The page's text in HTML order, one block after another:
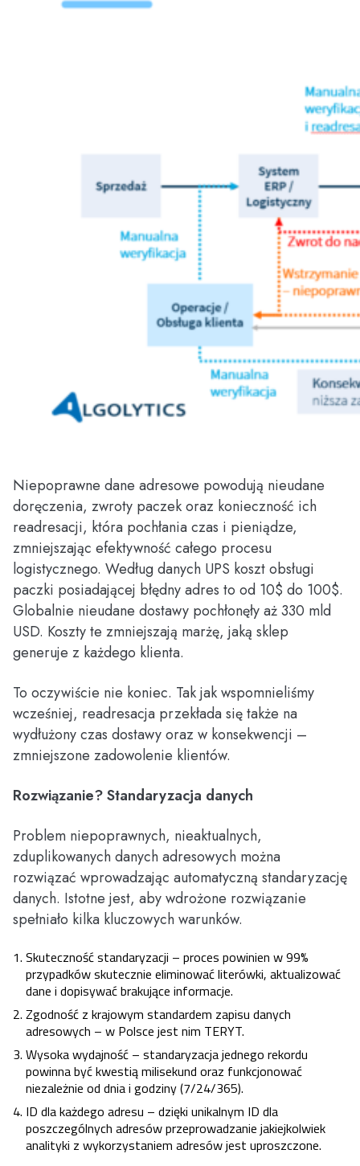
Niepoprawne dane adresowe powodują nieudane
doręczenia, zwroty paczek oraz konieczność ich
readresacji, która pochłania czas i pieniądze,
zmniejszając efektywność całego procesu
logistycznego. Według danych UPS koszt obsługi
paczki posiadającej błędny adres to od 10$ do 100$.
Globalnie nieudane dostawy pochłonęły aż 330 mld
USD. Koszty te zmniejszają marżę, jaką sklep
generuje z każdego klienta.
To oczywiście nie koniec. Tak jak wspomnieliśmy
wcześniej, readresacja przekłada się także na
wydłużony czas dostawy oraz w konsekwencji –
zmniejszone zadowolenie klientów.
Rozwiązanie? Standaryzacja danych
Problem niepoprawnych, nieaktualnych,
zduplikowanych danych adresowych można
rozwiązać wprowadzając automatyczną standaryzację
danych. Istotne jest, aby wdrożone rozwiązanie
spełniało kilka kluczowych warunków.
Skuteczność standaryzacji – proces powinien w 99%
przypadków skutecznie eliminować literówki, aktualizować
dane i dopisywać brakujące informacje.
Zgodność z krajowym standardem zapisu danych
adresowych – w Polsce jest nim TERYT.
Wysoka wydajność – standaryzacja jednego rekordu
powinna być kwestią milisekund oraz funkcjonować
niezależnie od dnia i godziny (7/24/365).
ID dla każdego adresu – dzięki unikalnym ID dla
poszczególnych adresów przeprowadzanie jakiejkolwiek
analityki z wykorzystaniem adresów jest uproszczone.